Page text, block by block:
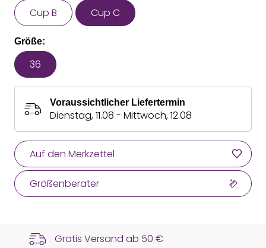
Cup B Cup C
Größe:
36
Voraussichtlicher Liefertermin
Dienstag, 11.08 - Mittwoch, 12.08
Auf den Merkzettel
Größenberater
Gratis Versand ab 50 €